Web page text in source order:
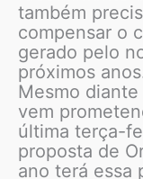
também
compensar o
gerado pelo
próximos
Mesmo
vem
última terça-
proposta de
ano terá essa